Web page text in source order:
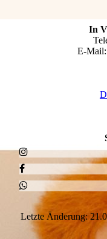
In
E-Mail:
Letzte Änderung: